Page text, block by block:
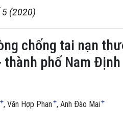
5 (2020)
chống tai nạn
phố Nam Định
+ Văn Hợp Phan+ Anh Đào Mai+